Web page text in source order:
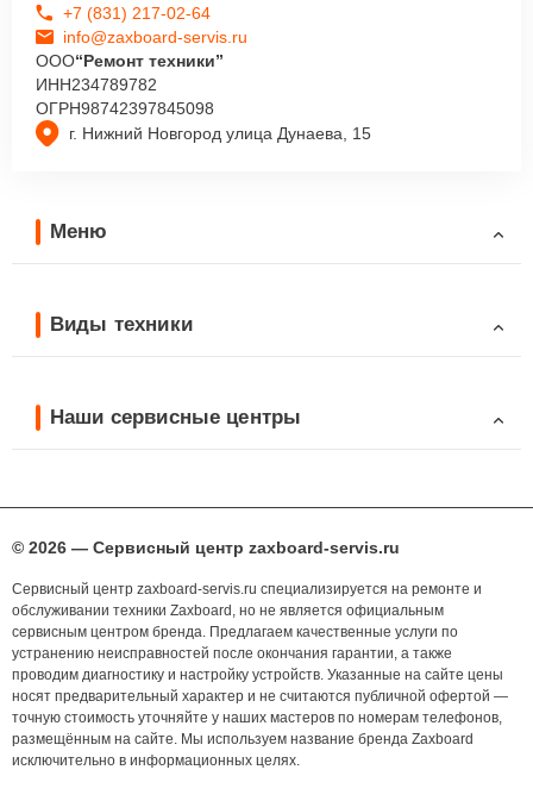
г. Нижний Новгород улица Дунаева, 15
+7 (831) 217-02-64
info@zaxboard-servis.ru
ООО“Ремонт техники”
ИНН234789782
ОГРН98742397845098
Меню
Виды техники
Наши сервисные центры
© 2026 — Сервисный центр zaxboard-servis.ru
Сервисный центр zaxboard-servis.ru специализируется на ремонте и
обслуживании техники Zaxboard, но не является официальным
сервисным центром бренда. Предлагаем качественные услуги по
устранению неисправностей после окончания гарантии, а также
проводим диагностику и настройку устройств. Указанные на сайте цены
носят предварительный характер и не считаются публичной офертой —
точную стоимость уточняйте у наших мастеров по номерам телефонов,
размещённым на сайте. Мы используем название бренда Zaxboard
исключительно в информационных целях.